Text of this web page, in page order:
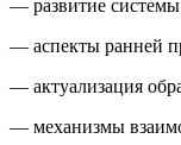
— развитие
— аспекты ранней
— актуализация
— механизмы